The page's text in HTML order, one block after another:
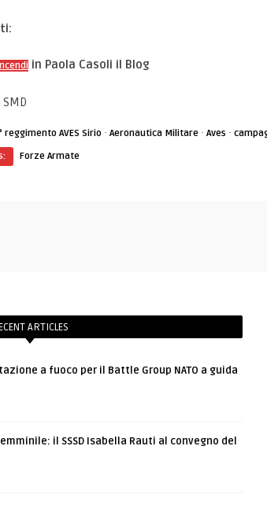
in Paola Casoli il Blog
reggimento AVES Sirio · Aeronautica Militare · Aves ·
Forze Armate
ARTICLES
a fuoco per il Battle Group NATO a guida
il SSSD Isabella Rauti al convegno del